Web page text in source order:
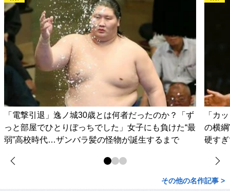
「電撃引退」逸ノ城30歳とは何者だったのか？「ず
っと部屋でひとりぼっちでした」女子にも負けた“最
弱”高校時代…ザンバラ髪の怪物が誕生するまで
「カ
の横
硬す
その他の名作記事 >